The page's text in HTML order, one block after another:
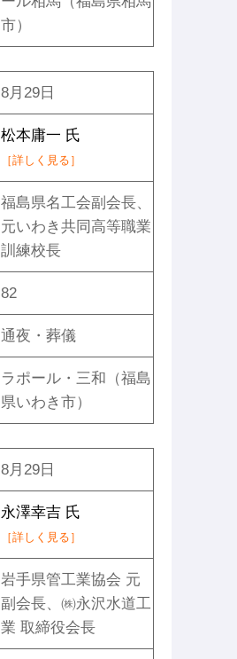
市）
8月29日
松本庸一 氏
［詳しく見る］
福島県名工会副会長、
元いわき共同高等職業
訓練校長
82
通夜・葬儀
ラポール・三和（福島
県いわき市）
8月29日
永澤幸吉 氏
［詳しく見る］
岩手県管工業協会 元
副会長、㈱永沢水道工
業 取締役会長